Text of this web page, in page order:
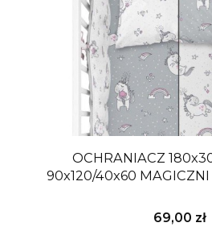
OCHRANIACZ
90x120/40x60 MAGICZNI
Cena
69,00 zł